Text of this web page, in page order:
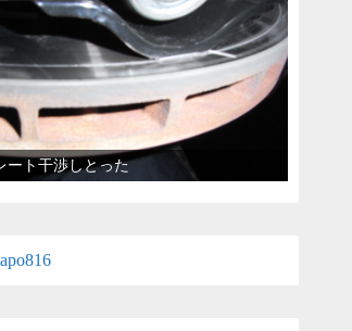
ート干渉しとった